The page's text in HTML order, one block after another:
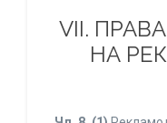
VII.
НА